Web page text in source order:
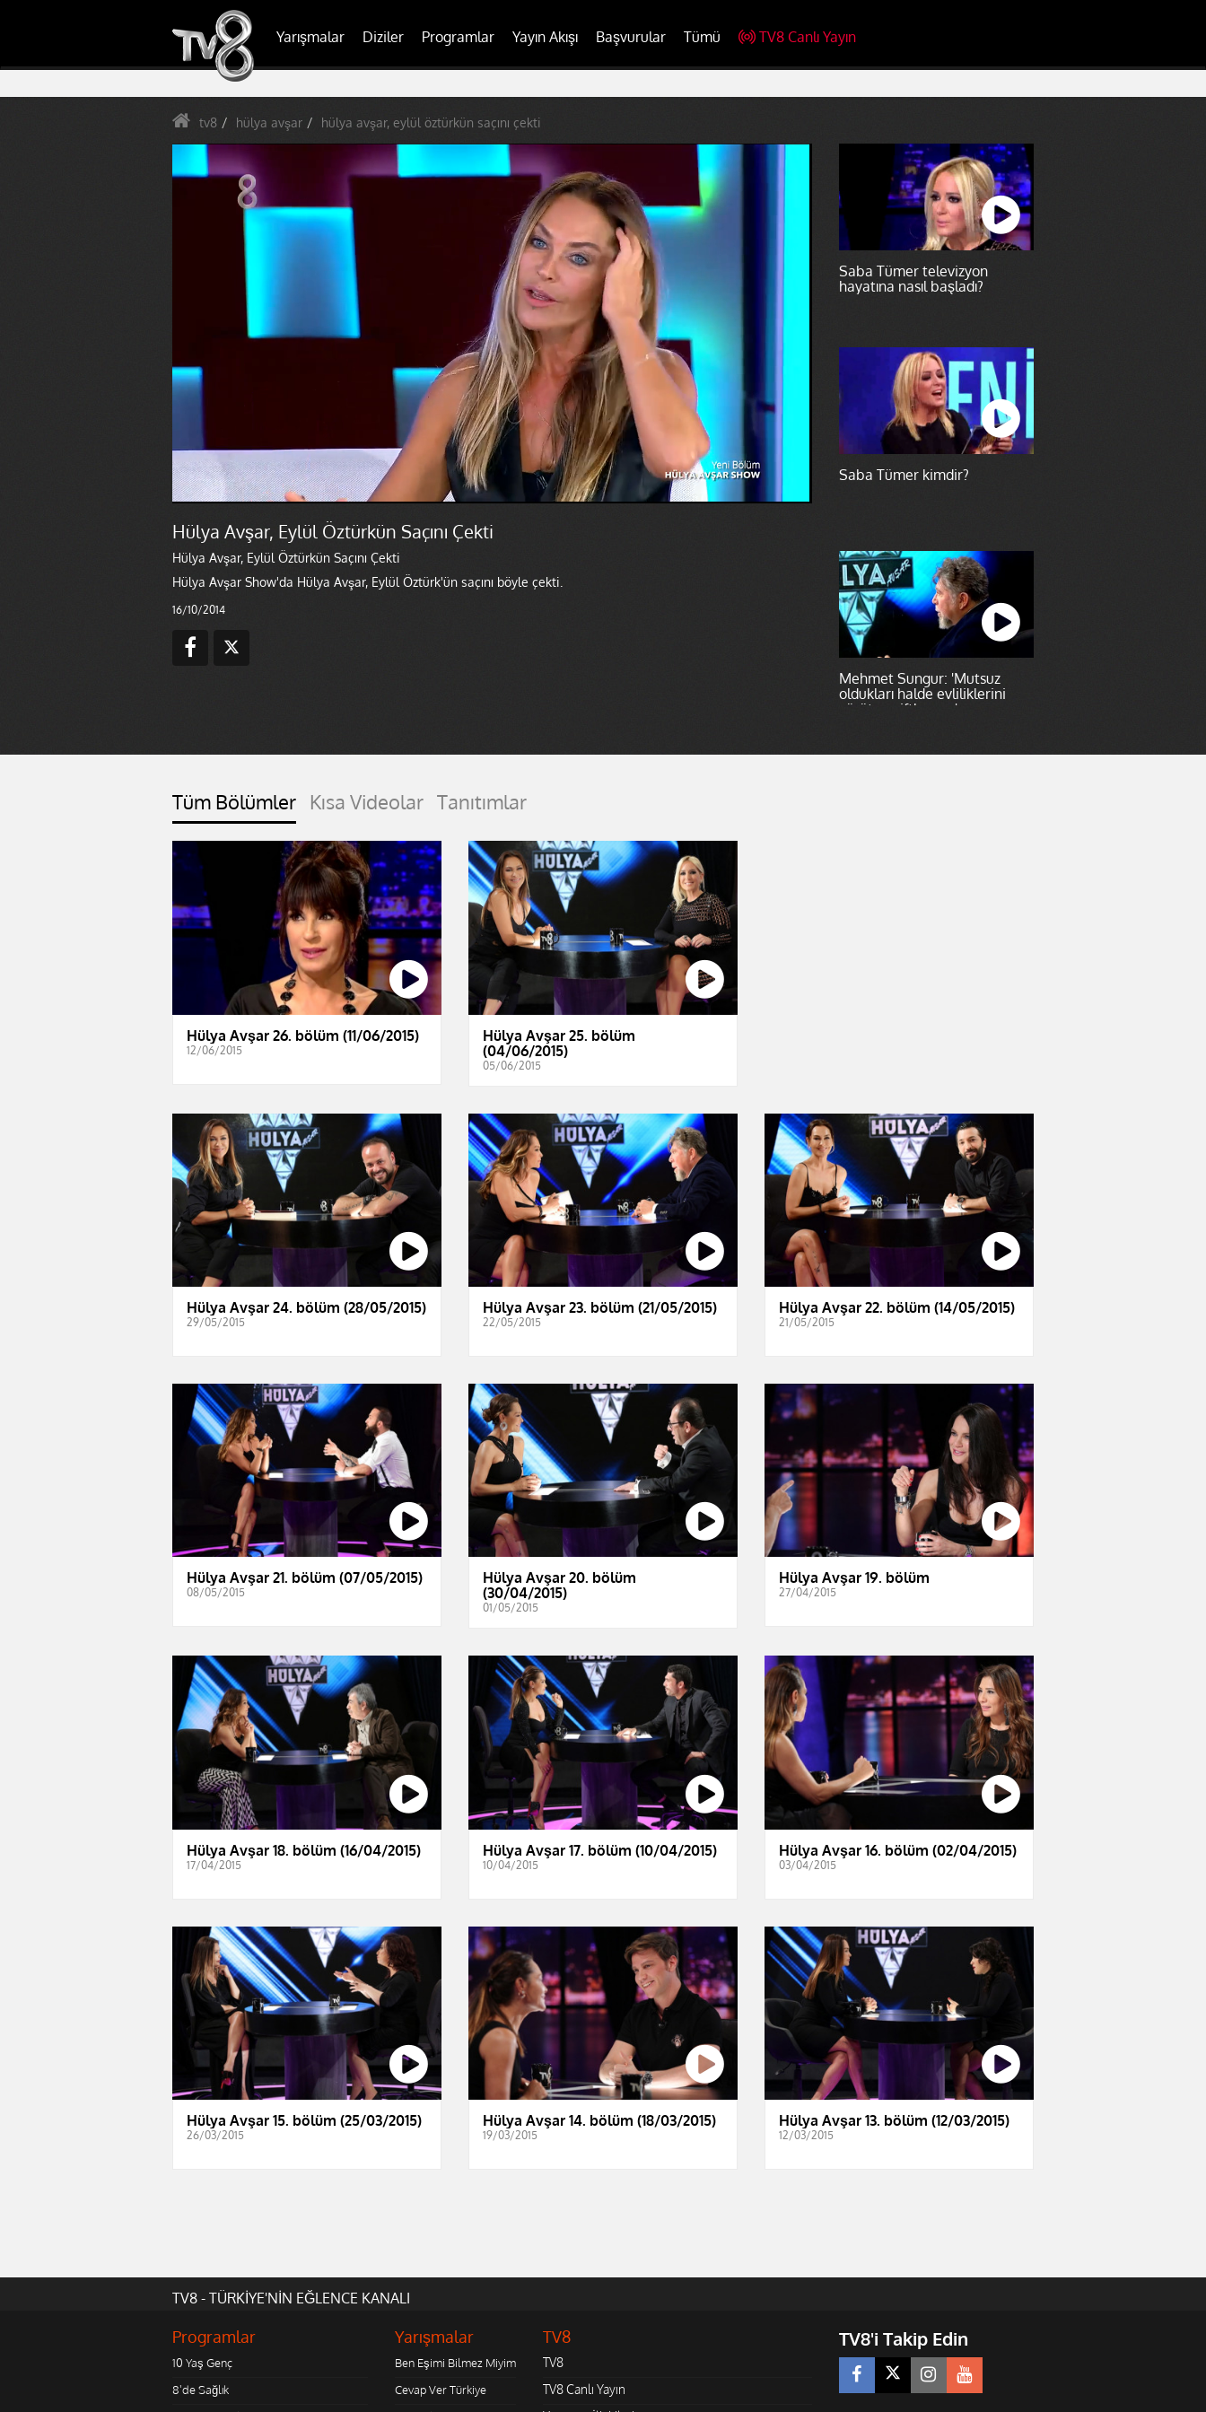
Yarışmalar Diziler Programlar Yayın Akışı Başvurular Tümü TV8 Canlı Yayın
tv8 hülya avşar hülya avşar, eylül öztürkün saçını çekti
Hülya Avşar, Eylül Öztürkün Saçını Çekti
Hülya Avşar, Eylül Öztürkün Saçını Çekti
Hülya Avşar Show'da Hülya Avşar, Eylül Öztürk'ün saçını böyle çekti.
16/10/2014
Saba Tümer televizyon
hayatına nasıl başladı?
Saba Tümer kimdir?
Mehmet Sungur: 'Mutsuz
oldukları halde evliliklerini
yürüten çiftler var'
Tüm Bölümler Kısa Videolar Tanıtımlar
Hülya Avşar 26. bölüm (11/06/2015)
12/06/2015
Hülya Avşar 25. bölüm
(04/06/2015)
05/06/2015
Hülya Avşar 24. bölüm (28/05/2015)
29/05/2015
Hülya Avşar 23. bölüm (21/05/2015)
22/05/2015
Hülya Avşar 22. bölüm (14/05/2015)
21/05/2015
Hülya Avşar 21. bölüm (07/05/2015)
08/05/2015
Hülya Avşar 20. bölüm
(30/04/2015)
01/05/2015
Hülya Avşar 19. bölüm
27/04/2015
Hülya Avşar 18. bölüm (16/04/2015)
17/04/2015
Hülya Avşar 17. bölüm (10/04/2015)
10/04/2015
Hülya Avşar 16. bölüm (02/04/2015)
03/04/2015
Hülya Avşar 15. bölüm (25/03/2015)
26/03/2015
Hülya Avşar 14. bölüm (18/03/2015)
19/03/2015
Hülya Avşar 13. bölüm (12/03/2015)
12/03/2015
TV8 - TÜRKİYE'NİN EĞLENCE KANALI
Programlar
10 Yaş Genç
8'de Sağlık
Yarışmalar
Ben Eşimi Bilmez Miyim
Cevap Ver Türkiye
TV8
TV8
TV8 Canlı Yayın
TV8'i Takip Edin